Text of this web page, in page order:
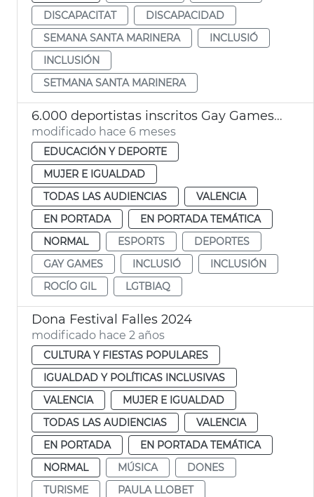
DISCAPACITAT
DISCAPACIDAD
SEMANA SANTA MARINERA
INCLUSIÓ
INCLUSIÓN
SETMANA SANTA MARINERA
6.000 deportistas inscritos Gay Games 2026
modificado hace 6 meses
EDUCACIÓN Y DEPORTE
MUJER E IGUALDAD
TODAS LAS AUDIENCIAS
VALENCIA
EN PORTADA
EN PORTADA TEMÁTICA
NORMAL
ESPORTS
DEPORTES
GAY GAMES
INCLUSIÓ
INCLUSIÓN
ROCÍO GIL
LGTBIAQ
Dona Festival Falles 2024
modificado hace 2 años
CULTURA Y FIESTAS POPULARES
IGUALDAD Y POLÍTICAS INCLUSIVAS
VALENCIA
MUJER E IGUALDAD
TODAS LAS AUDIENCIAS
VALENCIA
EN PORTADA
EN PORTADA TEMÁTICA
NORMAL
MÚSICA
DONES
TURISME
PAULA LLOBET